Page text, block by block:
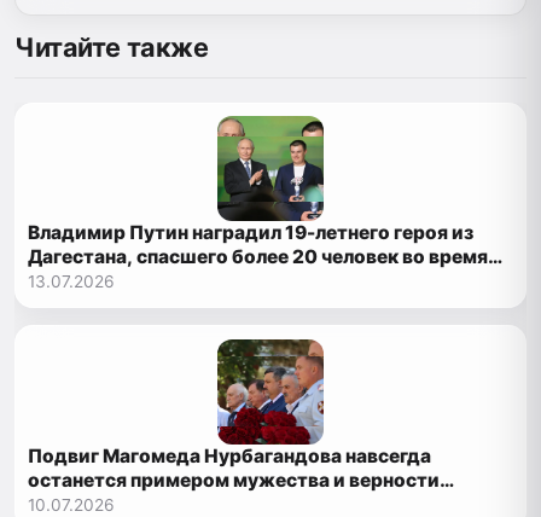
Читайте также
Владимир Путин наградил 19-летнего героя из
Дагестана, спасшего более 20 человек во время
паводков
13.07.2026
Подвиг Магомеда Нурбагандова навсегда
останется примером мужества и верности
Родине
10.07.2026